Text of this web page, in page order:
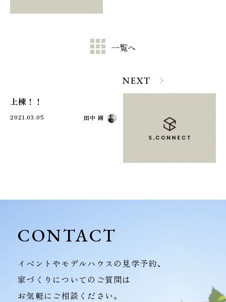
一覧へ
NEXT
上棟！！
2021.03.05 田中 剛
CONTACT
イベントやモデルハウスの見学予約、
家づくりについてのご質問は
お気軽にご相談ください。